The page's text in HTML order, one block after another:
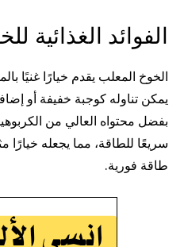
الفوائد الغذائية
الخوخ المعلب يقدم خيارًا غنيًا
يمكن تناوله كوجبة خفيفة أو
بفضل محتواه العالي من
سريعًا للطاقة، مما يجعله خيارًا
طاقة فورية.